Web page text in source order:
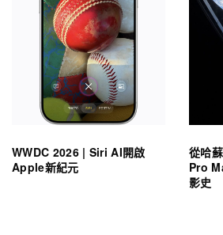
WWDC 2026 | Siri AI開啟
Apple新紀元
從哈
Pro
影史